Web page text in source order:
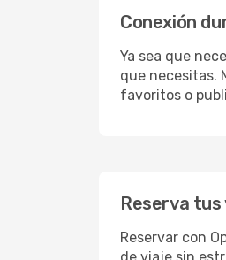
Conexión
Ya sea que
que necesitas.
favoritos o
Reserva tus
Reservar con